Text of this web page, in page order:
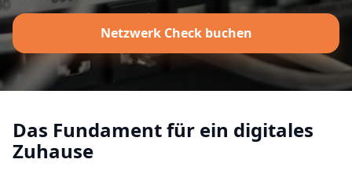
Netzwerk Check buchen
Das Fundament für ein digitales
Zuhause